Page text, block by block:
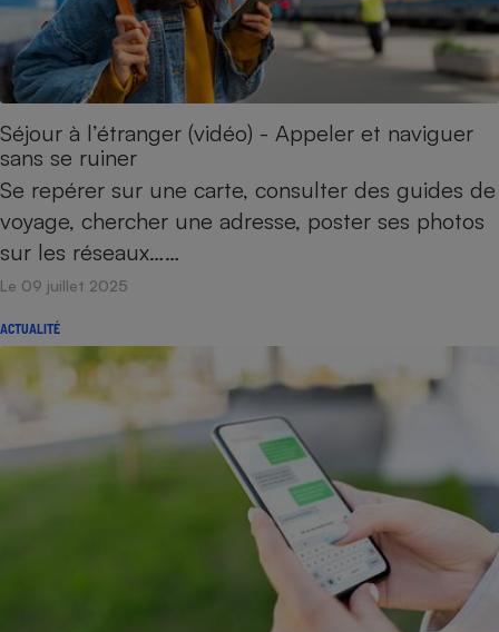
Séjour à l’étranger (vidéo) - Appeler et naviguer
sans se ruiner
Se repérer sur une carte, consulter des guides de
voyage, chercher une adresse, poster ses photos
sur les réseaux……
Le 09 juillet 2025
ACTUALITÉ